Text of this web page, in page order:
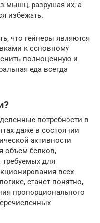
мышц, разрушая их, а
избежать.
что гейнеры являются
к основному
полноценную и
еда всегда
потребности в
даже в состоянии
активности
объем белков,
для
всех
станет понятно,
пропорционального